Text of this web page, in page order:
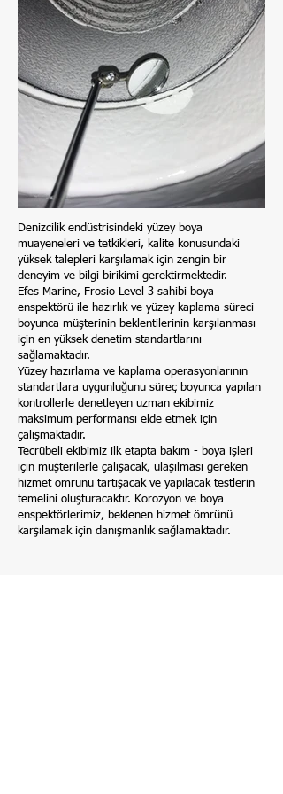
Inspection
Denizcilik endüstrisindeki yüzey boya
muayeneleri ve tetkikleri, kalite konusundaki
yüksek talepleri karşılamak için zengin bir
deneyim ve bilgi birikimi gerektirmektedir.
Efes Marine, Frosio Level 3 sahibi boya
enspektörü ile hazırlık ve yüzey kaplama süreci
boyunca müşterinin beklentilerinin karşılanması
için en yüksek denetim standartlarını
sağlamaktadır.
Yüzey hazırlama ve kaplama operasyonlarının
standartlara uygunluğunu süreç boyunca yapılan
kontrollerle denetleyen uzman ekibimiz
maksimum performansı elde etmek için
çalışmaktadır.
Tecrübeli ekibimiz ilk etapta bakım - boya işleri
için müşterilerle çalışacak, ulaşılması gereken
hizmet ömrünü tartışacak ve yapılacak testlerin
temelini oluşturacaktır. Korozyon ve boya
enspektörlerimiz, beklenen hizmet ömrünü
karşılamak için danışmanlık sağlamaktadır.